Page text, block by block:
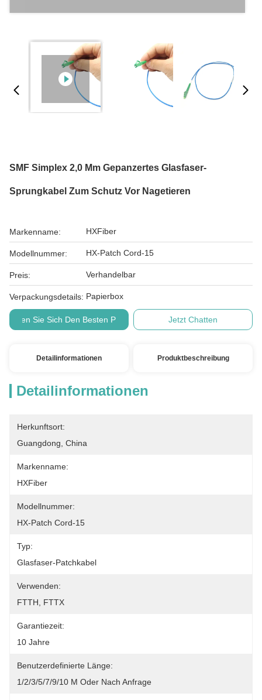
SMF Simplex 2,0 Mm Gepanzertes Glasfaser-
Sprungkabel Zum Schutz Vor Nagetieren
Markenname: HXFiber
Modellnummer: HX-Patch Cord-15
Preis: Verhandelbar
Verpackungsdetails: Papierbox
Holen Sie Sich Den Besten Preis Jetzt Chatten
Detailinformationen Produktbeschreibung
Detailinformationen
Herkunftsort:
Guangdong, China
Markenname:
HXFiber
Modellnummer:
HX-Patch Cord-15
Typ:
Glasfaser-Patchkabel
Verwenden:
FTTH, FTTX
Garantiezeit:
10 Jahre
Benutzerdefinierte Länge:
1/2/3/5/7/9/10 M Oder Nach Anfrage